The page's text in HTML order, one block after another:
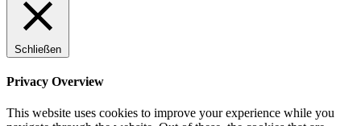
Schließen
Privacy Overview
This website uses cookies to improve your experience while you